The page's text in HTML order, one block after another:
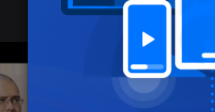
19 jan. 2013